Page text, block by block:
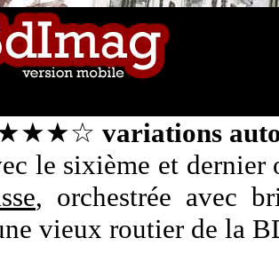
variations
le sixième et dernier
, orchestrée avec
vieux routier de la